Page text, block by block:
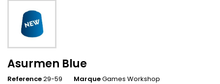
Asurmen Blue
Reference29-59 MarqueGames Workshop